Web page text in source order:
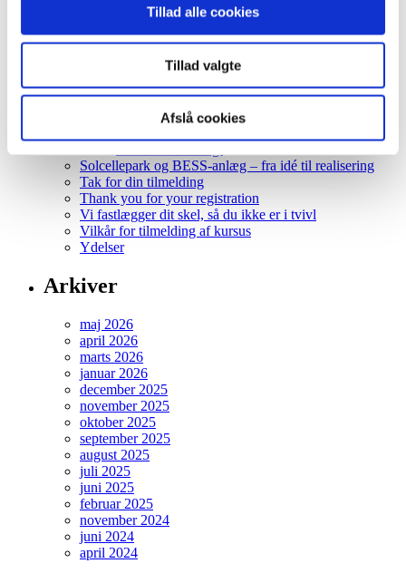
Tillad alle cookies
Tillad valgte
Afslå cookies
Ejendomsselskab
Ejendomsudvikler
Forsyning
Kommune og stat
Landbrug
Privatperson
Solcellepark og BESS-anlæg – fra idé til realisering
Tak for din tilmelding
Thank you for your registration
Vi fastlægger dit skel, så du ikke er i tvivl
Vilkår for tilmelding af kursus
Ydelser
Arkiver
maj 2026
april 2026
marts 2026
januar 2026
december 2025
november 2025
oktober 2025
september 2025
august 2025
juli 2025
juni 2025
februar 2025
november 2024
juni 2024
april 2024